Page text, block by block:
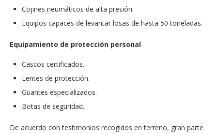
Cojines neumáticos de alta presión.
Equipos capaces de levantar losas de hasta 50 toneladas.
Equipamiento de protección personal
Cascos certificados.
Lentes de protección.
Guantes especializados.
Botas de seguridad.
De acuerdo con testimonios recogidos en terreno, gran parte